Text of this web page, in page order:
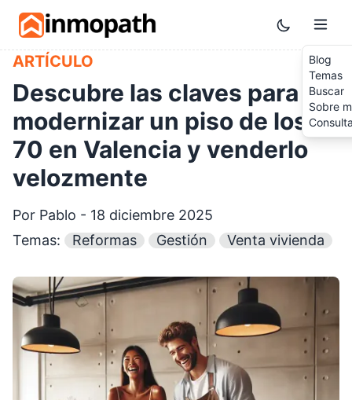
Skip to main content
Toggle
Blog
Temas
Buscar
Sobre
ARTÍCULO
Descubre las claves para
modernizar un piso de los
70 en Valencia y venderlo
velozmente
Por Pablo - 18 diciembre 2025
Temas:
Reformas Gestión Venta vivienda